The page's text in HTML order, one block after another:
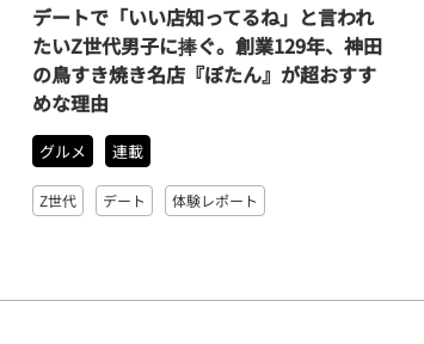
デートで「いい店知ってるね」と言われ
たいZ世代男子に捧ぐ。創業129年、神田
の鳥すき焼き名店『ぼたん』が超おすす
めな理由
グルメ 連載
Z世代 デート 体験レポート